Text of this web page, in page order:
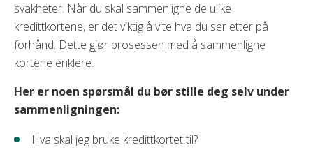
svakheter. Når du skal sammenligne de ulike
kredittkortene, er det viktig å vite hva du ser etter på
forhånd. Dette gjør prosessen med å sammenligne
kortene enklere.
Her er noen spørsmål du bør stille deg selv under
sammenligningen:
Hva skal jeg bruke kredittkortet til?